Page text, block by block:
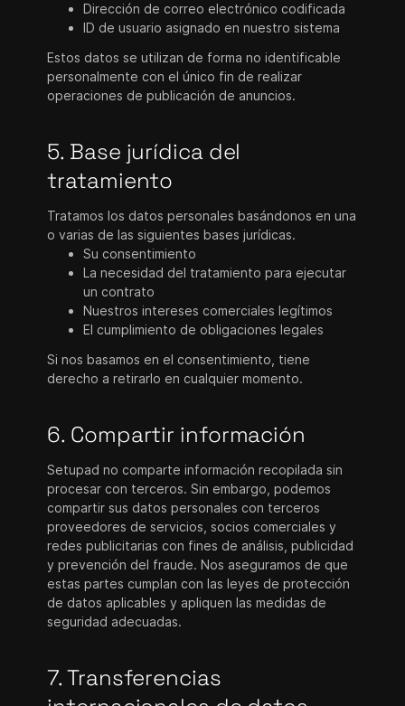
Dirección de correo electrónico codificada
ID de usuario asignado en nuestro sistema
Estos datos se utilizan de forma no identificable
personalmente con el único fin de realizar
operaciones de publicación de anuncios.
5. Base jurídica del
tratamiento
Tratamos los datos personales basándonos en una
o varias de las siguientes bases jurídicas.
Su consentimiento
La necesidad del tratamiento para ejecutar
un contrato
Nuestros intereses comerciales legítimos
El cumplimiento de obligaciones legales
Si nos basamos en el consentimiento, tiene
derecho a retirarlo en cualquier momento.
6. Compartir información
Setupad no comparte información recopilada sin
procesar con terceros. Sin embargo, podemos
compartir sus datos personales con terceros
proveedores de servicios, socios comerciales y
redes publicitarias con fines de análisis, publicidad
y prevención del fraude. Nos aseguramos de que
estas partes cumplan con las leyes de protección
de datos aplicables y apliquen las medidas de
seguridad adecuadas.
7. Transferencias